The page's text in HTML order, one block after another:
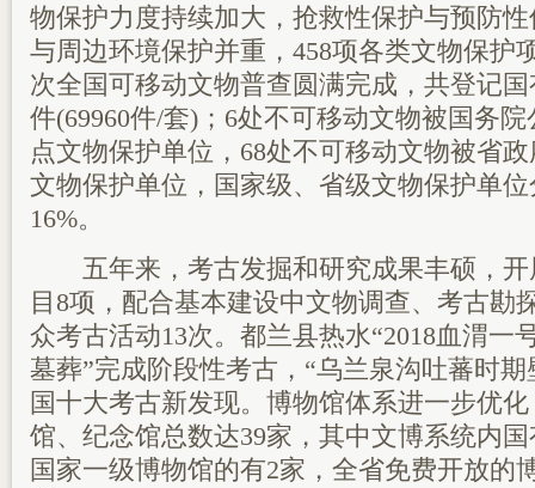
物保护力度持续加大，抢救性保护与预防
与周边环境保护并重，458项各类文物保护
次全国可移动文物普查圆满完成，共登记国
件(69960件/套)；6处不可移动文物被国务
点文物保护单位，68处不可移动文物被省
文物保护单位，国家级、省级文物保护单位
16%。
五年来，考古发掘和研究成果丰硕，开
目8项，配合基本建设中文物调查、考古勘
众考古活动13次。都兰县热水“2018血渭一
墓葬”完成阶段性考古，“乌兰泉沟吐蕃时期
国十大考古新发现。博物馆体系进一步优
馆、纪念馆总数达39家，其中文博系统内
国家一级博物馆的有2家，全省免费开放的